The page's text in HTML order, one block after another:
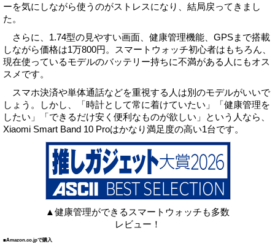
ーを気にしながら使うのがストレスになり、結局戻ってきまし
た。
さらに、1.74型の見やすい画面、健康管理機能、GPSまで搭載
しながら価格は1万800円。スマートウォッチ初心者はもちろん、
現在使っているモデルのバッテリー持ちに不満がある人にもオス
スメです。
スマホ決済や単体通話などを重視する人は別のモデルがいいで
しょう。しかし、「時計として常に着けていたい」「健康管理を
したい」「できるだけ安く便利なものが欲しい」という人なら、
Xiaomi Smart Band 10 Proはかなり満足度の高い1台です。
▲健康管理ができるスマートウォッチも多数
レビュー！
■Amazon.co.jpで購入